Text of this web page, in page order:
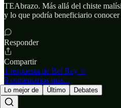
TEAbrazo. Más allá del chiste
y lo que podría beneficiario conocer
Responder
Compartir
1 respuesta de Bel Rey ✨
8 comentarios más...
Lo mejor de Último Debates